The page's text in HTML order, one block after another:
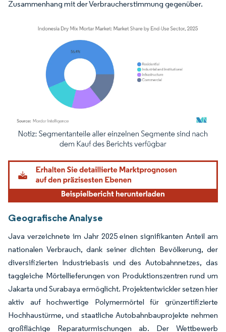
Zusammenhang mit der Verbraucherstimmung gegenüber.
Bild © Mordor Intelligence. Wiederverwendung erfordert Namensnennung
Geografische Analyse
Java verzeichnete im Jahr 2025 einen signifikanten Anteil am
nationalen Verbrauch, dank seiner dichten Bevölkerung, der
diversifizierten Industriebasis und des Autobahnnetzes, das
taggleiche Mörtellieferungen von Produktionszentren rund um
Jakarta und Surabaya ermöglicht. Projektentwickler setzen hier
aktiv auf hochwertige Polymermörtel für grünzertifizierte
Hochhaustürme, und staatliche Autobahnbauprojekte nehmen
großflächige Reparaturmischungen ab. Der Wettbewerb